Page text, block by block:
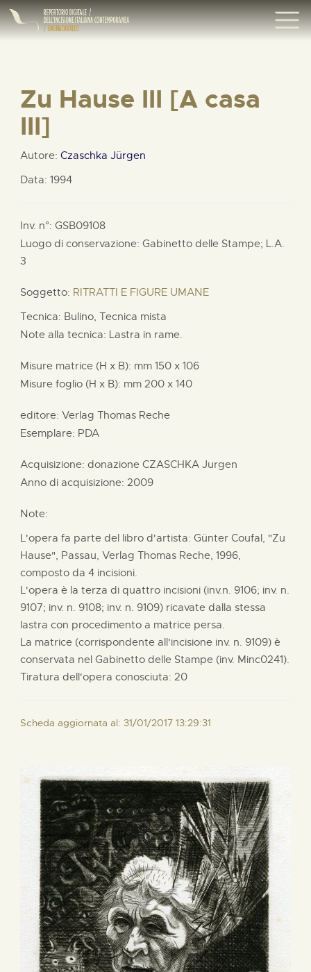
Zu Hause III [A casa
III]
Autore: Czaschka Jürgen
Data: 1994
Inv. n°: GSB09108
Luogo di conservazione: Gabinetto delle Stampe; L.A.
3
Soggetto: RITRATTI E FIGURE UMANE
Tecnica: Bulino, Tecnica mista
Note alla tecnica: Lastra in rame.
Misure matrice (H x B): mm 150 x 106
Misure foglio (H x B): mm 200 x 140
editore: Verlag Thomas Reche
Esemplare: PDA
Acquisizione: donazione CZASCHKA Jurgen
Anno di acquisizione: 2009
Note:
L'opera fa parte del libro d'artista: Günter Coufal, "Zu
Hause", Passau, Verlag Thomas Reche, 1996,
composto da 4 incisioni.
L'opera è la terza di quattro incisioni (inv.n. 9106; inv. n.
9107; inv. n. 9108; inv. n. 9109) ricavate dalla stessa
lastra con procedimento a matrice persa.
La matrice (corrispondente all'incisione inv. n. 9109) è
conservata nel Gabinetto delle Stampe (inv. Minc0241).
Tiratura dell'opera conosciuta: 20
Scheda aggiornata al: 31/01/2017 13:29:31